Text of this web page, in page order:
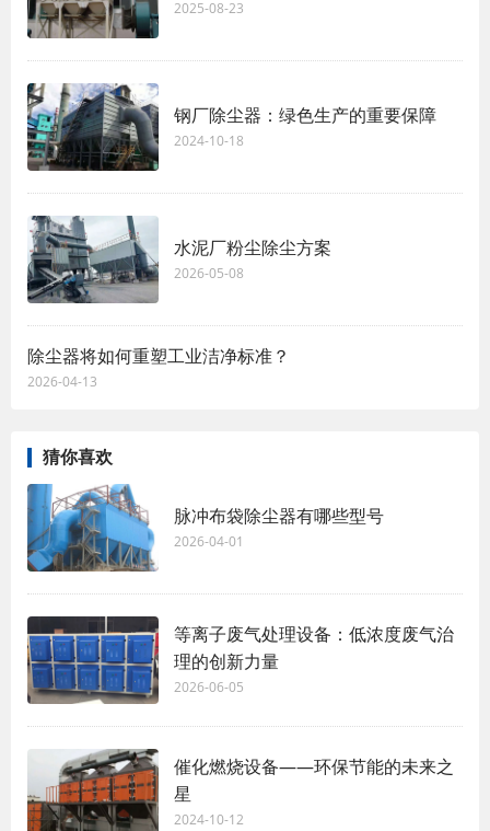
2025-08-23
钢厂除尘器：绿色生产的重要保障
2024-10-18
水泥厂粉尘除尘方案
2026-05-08
除尘器将如何重塑工业洁净标准？
2026-04-13
猜你喜欢
脉冲布袋除尘器有哪些型号
2026-04-01
等离子废气处理设备：低浓度废气治
理的创新力量
2026-06-05
催化燃烧设备——环保节能的未来之
星
2024-10-12